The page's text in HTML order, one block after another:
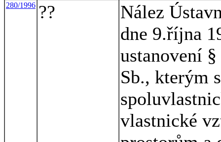
280/1996 ??
Nález
dne 9.října
ustanovení
Sb., kterým
vlastnické